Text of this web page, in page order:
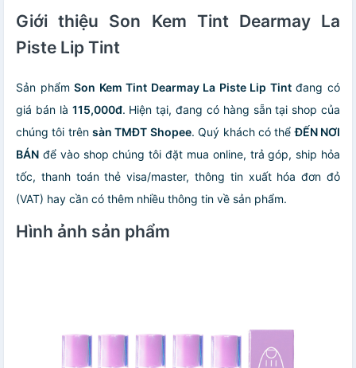
Giới thiệu Son Kem Tint Dearmay La
Piste Lip Tint
Sản phẩmSon Kem Tint Dearmay La Piste Lip Tintđang có
giá bán là 115,000đ. Hiện tại, đang có hàng sẵn tại shop của
chúng tôi trênsàn TMĐT Shopee. Quý khách có thểĐẾN NƠI
BÁN để vào shop chúng tôi đặt mua online, trả góp, ship hỏa
tốc, thanh toán thẻ visa/master, thông tin xuất hóa đơn đỏ
(VAT) hay cần có thêm nhiều thông tin về sản phẩm.
Hình ảnh sản phẩm